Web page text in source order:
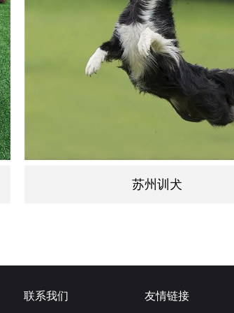
苏州训犬
联系我们 友情链接